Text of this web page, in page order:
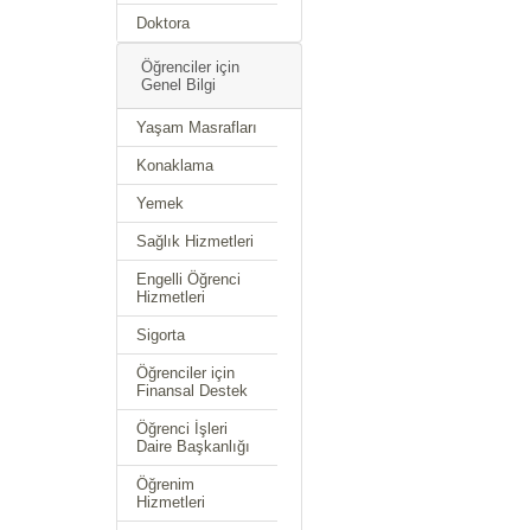
Doktora
Öğrenciler için
Genel Bilgi
Yaşam Masrafları
Konaklama
Yemek
Sağlık Hizmetleri
Engelli Öğrenci
Hizmetleri
Sigorta
Öğrenciler için
Finansal Destek
Öğrenci İşleri
Daire Başkanlığı
Öğrenim
Hizmetleri